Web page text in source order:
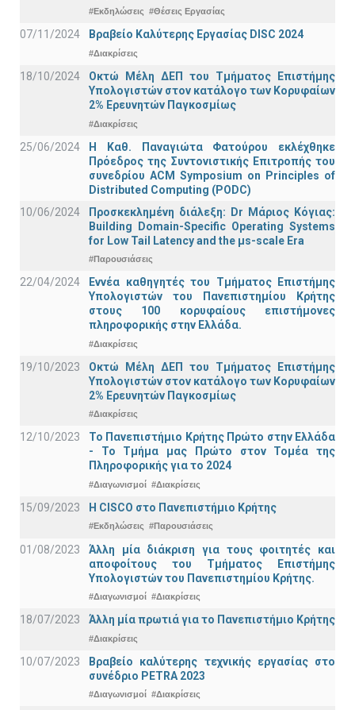
#Εκδηλώσεις #Θέσεις Εργασίας
07/11/2024 Βραβείο Καλύτερης Εργασίας DISC 2024
#Διακρίσεις
18/10/2024
Οκτώ Μέλη ΔΕΠ του Τμήματος Επιστήμης
Υπολογιστών στον κατάλογο των Κορυφαίων
2% Ερευνητών Παγκοσμίως
#Διακρίσεις
25/06/2024
Η Καθ. Παναγιώτα Φατούρου εκλέχθηκε
Πρόεδρος της Συντονιστικής Επιτροπής του
συνεδρίου ACM Symposium on Principles of
Distributed Computing (PODC)
10/06/2024
Προσκεκλημένη διάλεξη: Dr Μάριος Κόγιας:
Building Domain-Specific Operating Systems
for Low Tail Latency and the μs-scale Era
#Παρουσιάσεις
22/04/2024
Εννέα καθηγητές του Τμήματος Επιστήμης
Υπολογιστών του Πανεπιστημίου Κρήτης
στους 100 κορυφαίους επιστήμονες
πληροφορικής στην Ελλάδα.
#Διακρίσεις
19/10/2023
Οκτώ Μέλη ΔΕΠ του Τμήματος Επιστήμης
Υπολογιστών στον κατάλογο των Κορυφαίων
2% Ερευνητών Παγκοσμίως
#Διακρίσεις
12/10/2023
Το Πανεπιστήμιο Κρήτης Πρώτο στην Ελλάδα
- Το Τμήμα μας Πρώτο στον Τομέα της
Πληροφορικής για το 2024
#Διαγωνισμοί #Διακρίσεις
15/09/2023 Η CISCO στο Πανεπιστήμιο Κρήτης
#Εκδηλώσεις #Παρουσιάσεις
01/08/2023
Άλλη μία διάκριση για τους φοιτητές και
αποφοίτους του Τμήματος Επιστήμης
Υπολογιστών του Πανεπιστημίου Κρήτης.
#Διαγωνισμοί #Διακρίσεις
18/07/2023 Άλλη μία πρωτιά για το Πανεπιστήμιο Κρήτης
#Διακρίσεις
10/07/2023
Βραβείο καλύτερης τεχνικής εργασίας στο
συνέδριο PETRA 2023
#Διαγωνισμοί #Διακρίσεις